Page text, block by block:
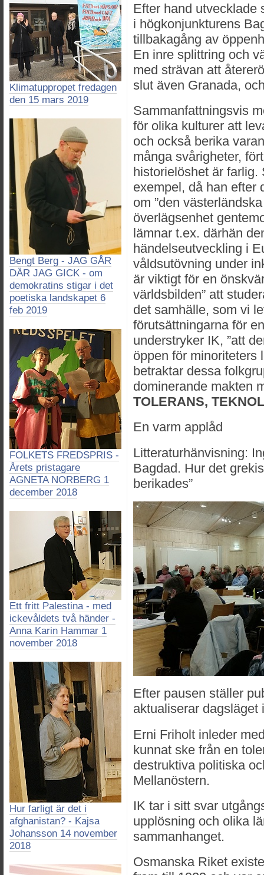
Klimatuppropet fredagen
den 15 mars 2019
Bengt Berg - JAG GÅR
DÄR JAG GICK - om
demokratins stigar i det
poetiska landskapet 6
feb 2019
FOLKETS FREDSPRIS -
Årets pristagare
AGNETA NORBERG 1
december 2018
Ett fritt Palestina - med
ickevåldets två händer -
Anna Karin Hammar 1
november 2018
Hur farligt är det i
afghanistan? - Kajsa
Johansson 14 november
2018
Efter hand utvecklade
i högkonjunkturens
tillbakagång av
En inre splittring och
med strävan att
slut även Granada,
Sammanfattningsvis
för olika kulturer att
och också berika
många svårigheter,
historielöshet är
exempel, då han efter
om ”den
överlägsenhet
lämnar t.ex. därhän
händelseutveckling i
våldsutövning under
är viktigt för en
världsbilden” att
det samhälle, som vi
förutsättningarna för
understryker IK, ”att
öppen för minoriteters
betraktar dessa
dominerande makten
TOLERANS,
En varm applåd
Litteraturhänvisning:
Bagdad. Hur det
berikades”
Efter pausen ställer
aktualiserar dagsläget
Erni Friholt inleder
kunnat ske från en
destruktiva politiska
Mellanöstern.
IK tar i sitt svar
upplösning och olika
sammanhanget.
Osmanska Riket